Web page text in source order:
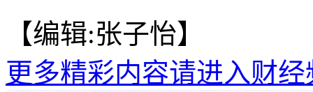
【编辑:张子怡】
更多精彩内容请进入财经